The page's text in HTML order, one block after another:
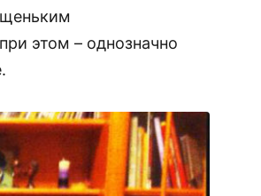
этом – однозначно